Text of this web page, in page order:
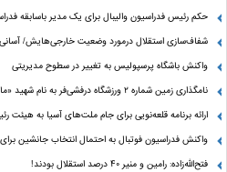
حکم رئیس فدراسیون والیبال برای یک مدیر باسابقه
شفاف‌سازی استقلال درمورد وضعیت خارجی‌هایش/ آسانی
واکنش باشگاه پرسپولیس به تغییر در سطوح مدیریتی
نامگذاری زمین شماره ۲ ورزشگاه درفشی‌فر به نام شهید «ماکان نصیری»
ارائه برنامه‌ قلعه‌نویی برای جام ملت‌های آسیا به هیئت
واکنش فدراسیون فوتبال به احتمال انتخاب جانشین برای
فتح‌الله‌زاده: رامین و منیر 40 درصد استقلال بودند!